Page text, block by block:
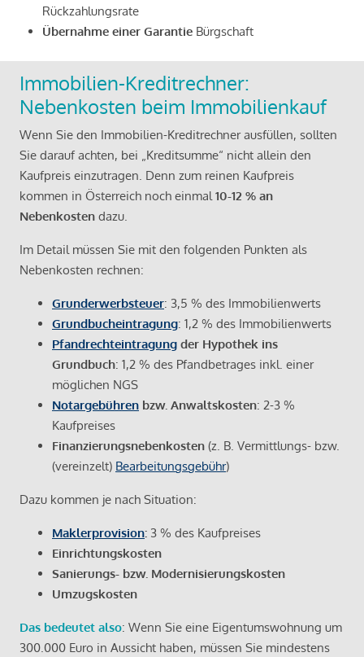
Rückzahlungsrate
Übernahme einer Garantie Bürgschaft
Immobilien-Kreditrechner:
Nebenkosten beim Immobilienkauf
Wenn Sie den Immobilien-Kreditrechner ausfüllen, sollten
Sie darauf achten, bei „Kreditsumme“ nicht allein den
Kaufpreis einzutragen. Denn zum reinen Kaufpreis
kommen in Österreich noch einmal10-12 % an
Nebenkosten dazu.
Im Detail müssen Sie mit den folgenden Punkten als
Nebenkosten rechnen:
Grunderwerbsteuer: 3,5 % des Immobilienwerts
Grundbucheintragung: 1,2 % des Immobilienwerts
Pfandrechteintragung der Hypothek ins
Grundbuch: 1,2 % des Pfandbetrages inkl. einer
möglichen NGS
Notargebühren bzw. Anwaltskosten: 2-3 %
Kaufpreises
Finanzierungsnebenkosten (z. B. Vermittlungs- bzw.
(vereinzelt) Bearbeitungsgebühr)
Dazu kommen je nach Situation:
Maklerprovision: 3 % des Kaufpreises
Einrichtungskosten
Sanierungs- bzw. Modernisierungskosten
Umzugskosten
Das bedeutet also: Wenn Sie eine Eigentumswohnung um
300.000 Euro in Aussicht haben, müssen Sie mindestens